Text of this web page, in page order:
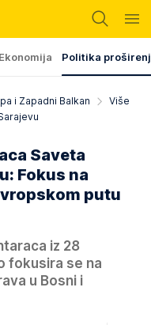
Ekonomija Politika
i Zapadni Balkan
Više
Saveta
Fokus na
putu
iz 28
fokusira se na
u Bosni i